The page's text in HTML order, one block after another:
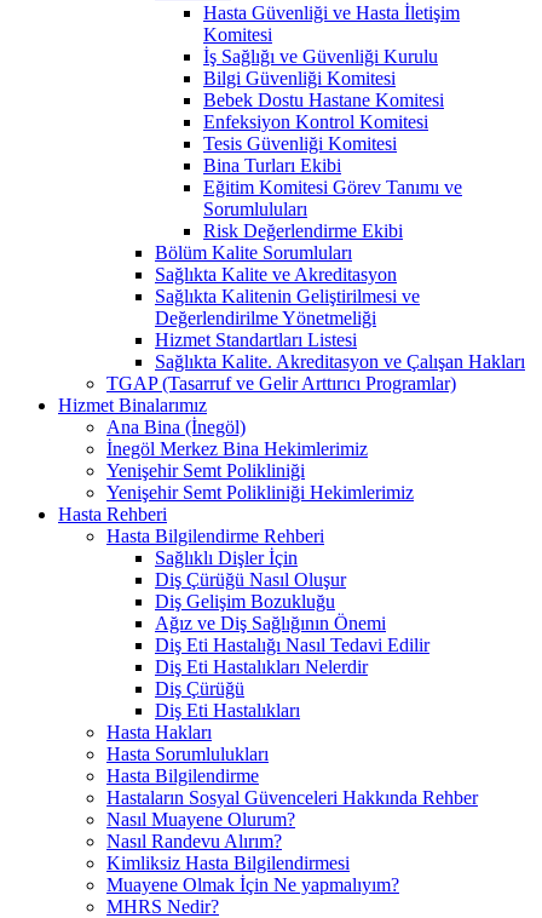
Hasta Güvenliği ve Hasta İletişim
Komitesi
İş Sağlığı ve Güvenliği Kurulu
Bilgi Güvenliği Komitesi
Bebek Dostu Hastane Komitesi
Enfeksiyon Kontrol Komitesi
Tesis Güvenliği Komitesi
Bina Turları Ekibi
Eğitim Komitesi Görev Tanımı ve
Sorumluluları
Risk Değerlendirme Ekibi
Bölüm Kalite Sorumluları
Sağlıkta Kalite ve Akreditasyon
Sağlıkta Kalitenin Geliştirilmesi ve
Değerlendirilme Yönetmeliği
Hizmet Standartları Listesi
Sağlıkta Kalite. Akreditasyon ve Çalışan Hakları
TGAP (Tasarruf ve Gelir Arttırıcı Programlar)
Hizmet Binalarımız
Ana Bina (İnegöl)
İnegöl Merkez Bina Hekimlerimiz
Yenişehir Semt Polikliniği
Yenişehir Semt Polikliniği Hekimlerimiz
Hasta Rehberi
Hasta Bilgilendirme Rehberi
Sağlıklı Dişler İçin
Diş Çürüğü Nasıl Oluşur
Diş Gelişim Bozukluğu
Ağız ve Diş Sağlığının Önemi
Diş Eti Hastalığı Nasıl Tedavi Edilir
Diş Eti Hastalıkları Nelerdir
Diş Çürüğü
Diş Eti Hastalıkları
Hasta Hakları
Hasta Sorumlulukları
Hasta Bilgilendirme
Hastaların Sosyal Güvenceleri Hakkında Rehber
Nasıl Muayene Olurum?
Nasıl Randevu Alırım?
Kimliksiz Hasta Bilgilendirmesi
Muayene Olmak İçin Ne yapmalıyım?
MHRS Nedir?